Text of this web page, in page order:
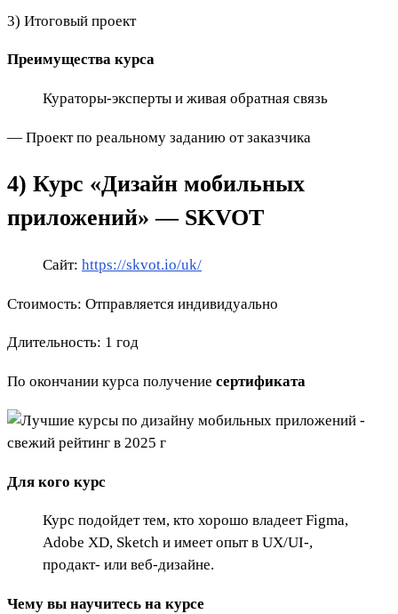
3) Итоговый проект
Преимущества курса
Кураторы-эксперты и живая обратная связь
— Проект по реальному заданию от заказчика
4) Курс «Дизайн мобильных
приложений» — SKVOT
Сайт: https://skvot.io/uk/
Стоимость: Отправляется индивидуально
Длительность: 1 год
По окончании курса получение сертификата
Для кого курс
Курс подойдет тем, кто хорошо владеет Figma,
Adobe XD, Sketch и имеет опыт в UX/UI-,
продакт- или веб-дизайне.
Чему вы научитесь на курсе